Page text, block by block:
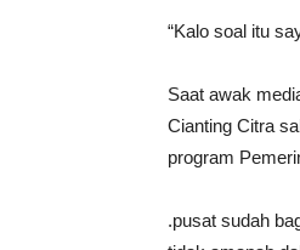
“Kalo soal itu
Saat awak
Cianting Citra
program
.pusat sudah